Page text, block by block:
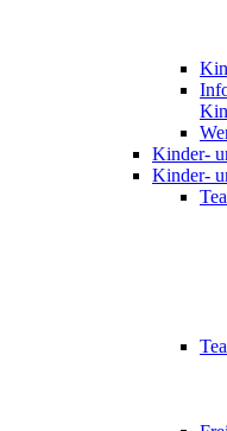
Kinder-
Kinder-